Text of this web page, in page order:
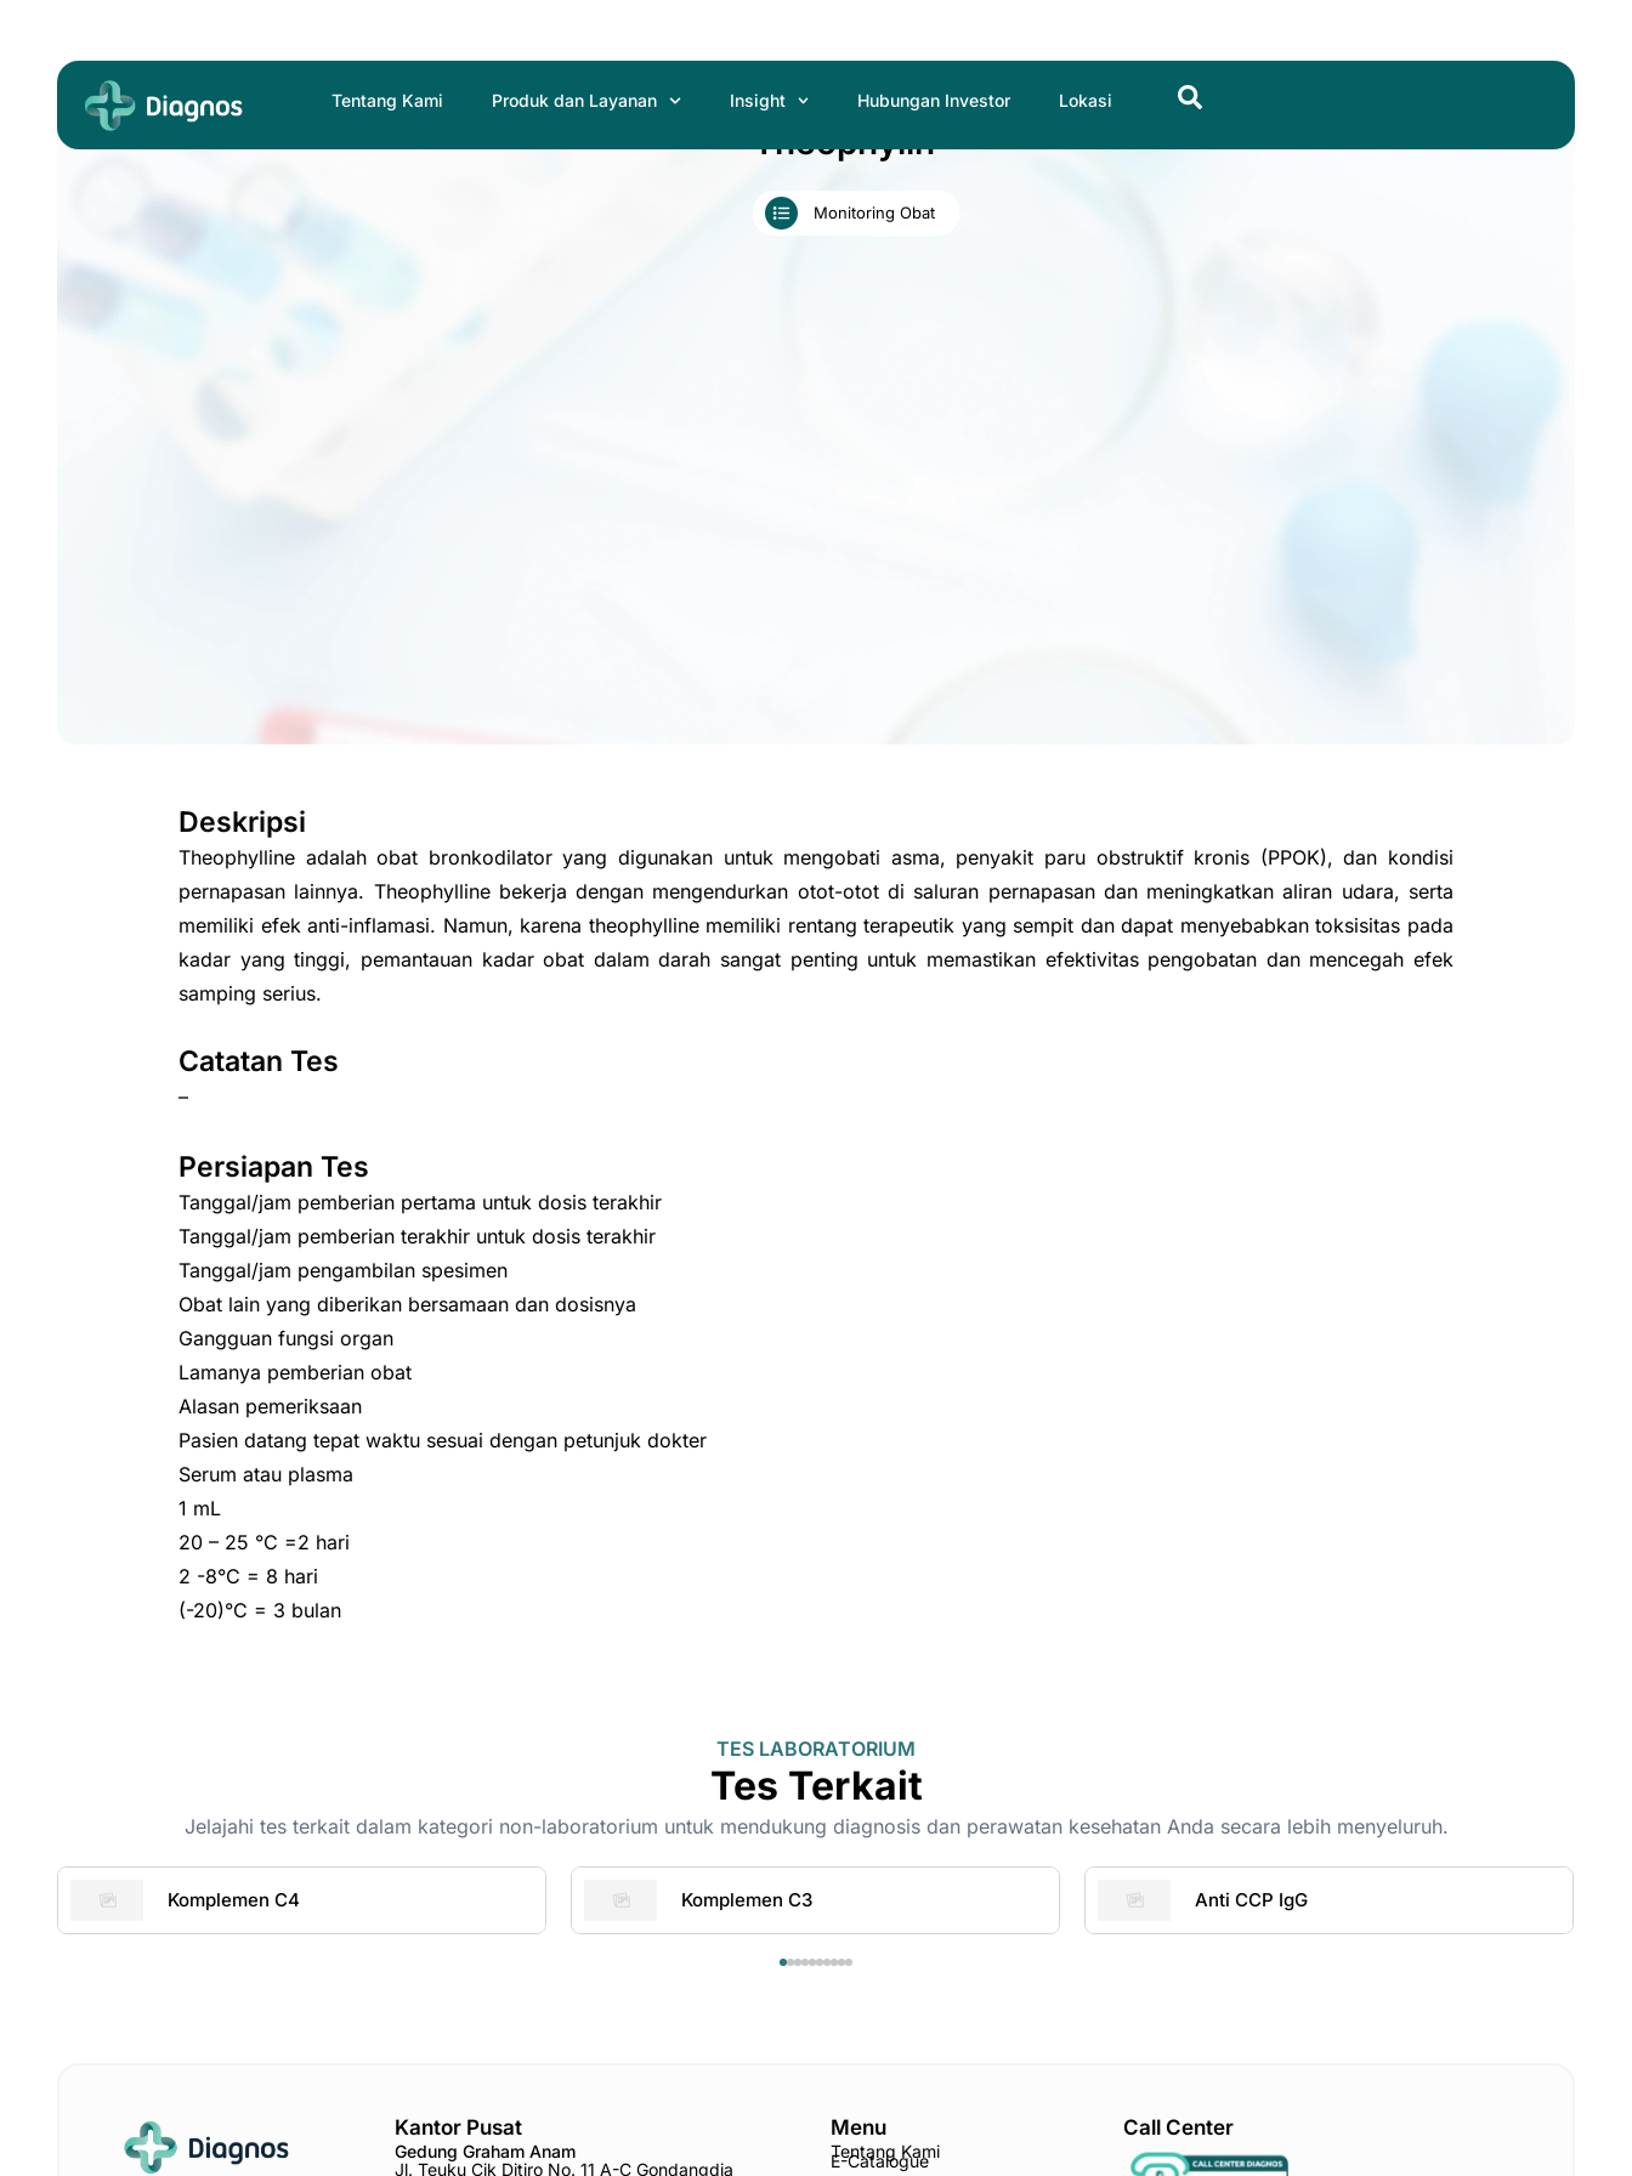
content
Tentang Kami Produk dan Layanan Insight Hubungan Investor Lokasi
Theophylin
Monitoring Obat
Deskripsi
Theophylline adalah obat bronkodilator yang digunakan untuk mengobati asma, penyakit paru obstruktif kronis (PPOK), dan kondisi
pernapasan lainnya. Theophylline bekerja dengan mengendurkan otot-otot di saluran pernapasan dan meningkatkan aliran udara, serta
memiliki efek anti-inflamasi. Namun, karena theophylline memiliki rentang terapeutik yang sempit dan dapat menyebabkan toksisitas pada
kadar yang tinggi, pemantauan kadar obat dalam darah sangat penting untuk memastikan efektivitas pengobatan dan mencegah efek
samping serius.
Catatan Tes
–
Persiapan Tes
Tanggal/jam pemberian pertama untuk dosis terakhir
Tanggal/jam pemberian terakhir untuk dosis terakhir
Tanggal/jam pengambilan spesimen
Obat lain yang diberikan bersamaan dan dosisnya
Gangguan fungsi organ
Lamanya pemberian obat
Alasan pemeriksaan
Pasien datang tepat waktu sesuai dengan petunjuk dokter
Serum atau plasma
1 mL
20 – 25 °C =2 hari
2 -8°C = 8 hari
(-20)°C = 3 bulan
TES LABORATORIUM
Tes Terkait
Jelajahi tes terkait dalam kategori non-laboratorium untuk mendukung diagnosis dan perawatan kesehatan Anda secara lebih menyeluruh.
Komplemen C4 Komplemen C3 Anti CCP IgG
Kantor Pusat
Gedung Graham Anam
Jl. Teuku Cik Ditiro No. 11 A-C Gondangdia
Menu
Tentang Kami
E-Catalogue
Call Center